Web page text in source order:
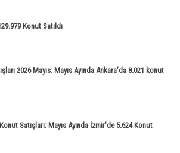
Konut Satıldı
2026 Mayıs: Mayıs Ayında Ankara’da 8.021 konut
Satışları: Mayıs Ayında İzmir’de 5.624 Konut